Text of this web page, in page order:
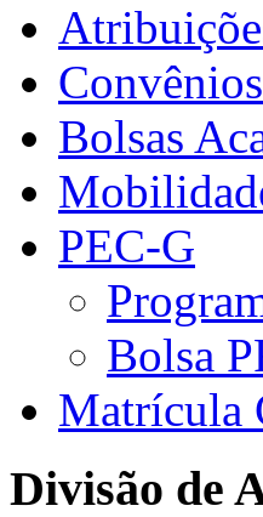
Bolsas
PEC-G
Bolsa
Matrícula
Divisão de